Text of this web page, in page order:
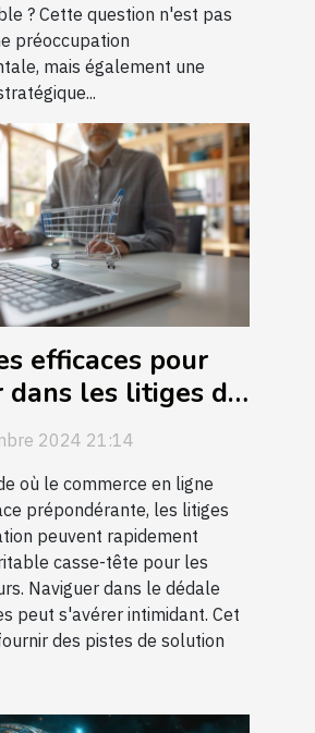
? Cette question n'est pas
préoccupation
mais également une
efficaces pour
dans les litiges de
en ligne
2024 21:14
où le commerce en ligne
prépondérante, les litiges
peuvent rapidement
casse-tête pour les
Naviguer dans le dédale
peut s'avérer intimidant. Cet
des pistes de solution